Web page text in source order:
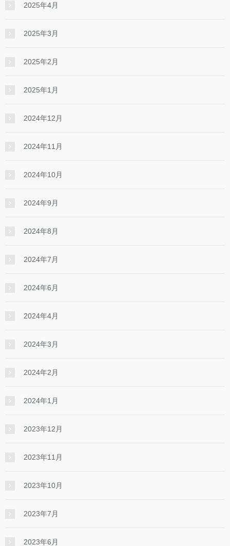
2025年4月
2025年3月
2025年2月
2025年1月
2024年12月
2024年11月
2024年10月
2024年9月
2024年8月
2024年7月
2024年6月
2024年4月
2024年3月
2024年2月
2024年1月
2023年12月
2023年11月
2023年10月
2023年7月
2023年6月